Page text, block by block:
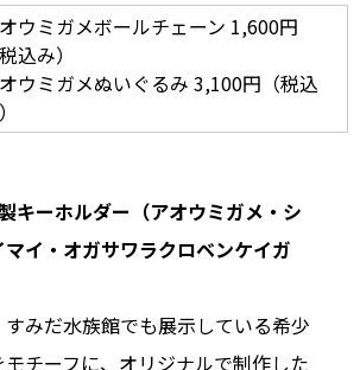
ウミガメボールチェーン 1,600円
税込み）
ウミガメぬいぐるみ 3,100円（税込
キーホルダー （アオウミガメ・シ
イ・オガサワラクロベンケイガ
みだ水族館でも展示している希少
チーフに、オリジナルで制作した